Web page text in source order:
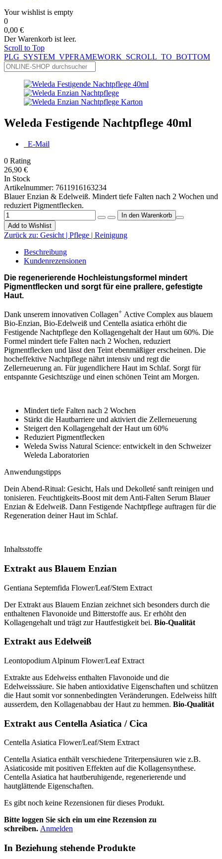
Your wishlist is empty
0
0,00 €
Der Warenkorb ist leer.
Scroll to Top
PLG_SYSTEM_VPFRAMEWORK_SCROLL_TO_BOTTOM
Weleda Festigende Nachtpflege 40ml
E-Mail
0 Rating
26,90 €
In Stock
Artikelnummer: 7611916163234
Blauer Enzian & Edelweiß. Mindert tiefe Falten nach 2 Wochen und
reduziert Pigmentflecken.
Add to Wishlist
Zurück zu: Gesicht | Pflege | Reinigung
Beschreibung
Kundenrezensionen
Die regenerierende Hochleistungsformel mindert
Pigmentflecken und sorgt für eine prallere, gefestigte
Haut.
Dank unserem innovativen Collagen+ Active Complex aus blauem
Bio-Enzian, Bio-Edelweiß und Centella asiatica erhöht die
Festigende Nachtpflege den Kollagengehalt der Haut um 60%. Die
Formel mindert tiefe Falten nach 2 Wochen, reduziert
Pigmentflecken und lässt den Teint ebenmäßiger erscheinen. Die
hocheffektive Nachtpflege nährt intensiv und regt die
Zellerneuerung an. Für jugendlichere Haut im Schlaf. Sorgt für
entspannte Gesichtszüge und einen schönen Teint am Morgen.
Mindert tiefe Falten nach 2 Wochen
Stärkt die Hautbarriere und aktiviert die Zellerneuerung
Steigert den Kollagengehalt der Haut um 60%
Reduziert Pigmentflecken
Weleda Swiss Natural Science: entwickelt in den Schweizer
Weleda Laboratorien
Anwendungstipps
Dein Abend-Ritual: Gesicht, Hals und Dekolleté sanft reinigen und
tonisieren. Feuchtigkeits-Boost mit dem Anti-Falten Serum Blauer
Enzian & Edelweiß. Dann Festigende Nachtpflege auftragen für die
Regeneration deiner Haut im Schlaf.
Inhaltsstoffe
Extrakt aus Blauem Enzian
Gentiana Septemfida Flower/Leaf/Stem Extract
Der Extrakt aus Blauem Enzian zeichnet sich besonders durch die
enthaltenen Flavonoide und Bitterstoffe aus. Er erhöht den
Kollagengehalt und trägt zur Hautfestigkeit bei. Bio-Qualität
Extrakt aus Edelweiß
Leontopodium Alpinum Flower/Leaf Extract
Extrakte aus Edelweiss enthalten Flavonoide und die
Edelweisssäure. Sie haben antioxidative Eigenschaften und schützen
die Haut somit vor sonnenbedingten Veränderungen. Edelweiss hilft
ausserdem, den Kollagenabbau der Haut zu hemmen. Bio-Qualität
Extrakt aus Centella Asiatica / Cica
Centella Asiatica Flower/Leaf/Stem Extract
Centella Asiatica enthält verschiedene Triterpensäuren wie z.B.
Asiaticoside mit positiven Effekten auf die Kollagensynthese.
Centella Asiatica hat hautberuhigende, regenerierende und
hautglättende Eigenschaften.
Es gibt noch keine Rezensionen für dieses Produkt.
Bitte loggen Sie sich ein um eine Rezension zu
schreiben. Anmelden
In Beziehung stehende Produkte